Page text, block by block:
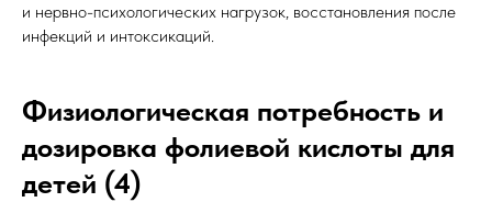
и нервно-психологических нагрузок, восстановления после
инфекций и интоксикаций.
Физиологическая потребность и
дозировка фолиевой кислоты для
детей (4)